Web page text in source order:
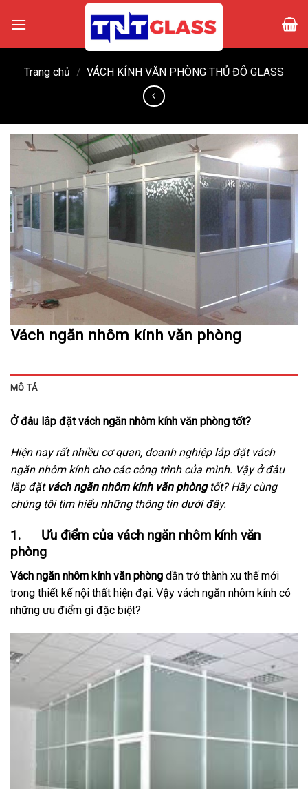
Trang chủ / VÁCH KÍNH VĂN PHÒNG THỦ ĐÔ GLASS
Vách ngăn nhôm kính văn phòng
MÔ TẢ
Ở đâu lắp đặt vách ngăn nhôm kính văn phòng tốt?
Hiện nay rất nhiều cơ quan, doanh nghiệp lắp đặt vách
ngăn nhôm kính cho các công trình của mình. Vậy ở đâu
lắp đặt vách ngăn nhôm kính văn phòngtốt? Hãy cùng
chúng tôi tìm hiểu những thông tin dưới đây.
1. Ưu điểm của vách ngăn nhôm kính văn
phòng
Vách ngăn nhôm kính văn phòng dần trở thành xu thế mới
trong thiết kế nội thất hiện đại. Vậy vách ngăn nhôm kính có
những ưu điểm gì đặc biệt?